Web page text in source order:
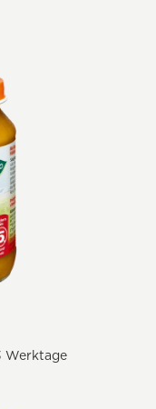
Werktage